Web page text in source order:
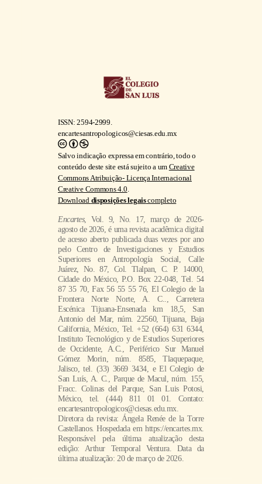
ISSN: 2594-2999.
encartesantropologicos@ciesas.edu.mx
Salvo indicação expressa em contrário, todo o
conteúdo deste site está sujeito a um Creative
Commons Atribuição- Licença Internacional
Creative Commons 4.0.
Download disposições legaiscompleto
Encartes, Vol. 9, No. 17, março de 2026-
agosto de 2026, é uma revista acadêmica digital
de acesso aberto publicada duas vezes por ano
pelo Centro de Investigaciones y Estudios
Superiores en Antropología Social, Calle
Juárez, No. 87, Col. Tlalpan, C. P. 14000,
Cidade do México, P.O. Box 22-048, Tel. 54
87 35 70, Fax 56 55 55 76, El Colegio de la
Frontera Norte Norte, A. C.., Carretera
Escénica Tijuana-Ensenada km 18,5, San
Antonio del Mar, núm. 22560, Tijuana, Baja
California, México, Tel. +52 (664) 631 6344,
Instituto Tecnológico y de Estudios Superiores
de Occidente, A.C., Periférico Sur Manuel
Gómez Morin, núm. 8585, Tlaquepaque,
Jalisco, tel. (33) 3669 3434, e El Colegio de
San Luís, A. C., Parque de Macul, núm. 155,
Fracc. Colinas del Parque, San Luis Potosi,
México, tel. (444) 811 01 01. Contato:
encartesantropologicos@ciesas.edu.mx.
Diretora da revista: Ángela Renée de la Torre
Castellanos. Hospedada em https://encartes.mx.
Responsável pela última atualização desta
edição: Arthur Temporal Ventura. Data da
última atualização: 20 de março de 2026.